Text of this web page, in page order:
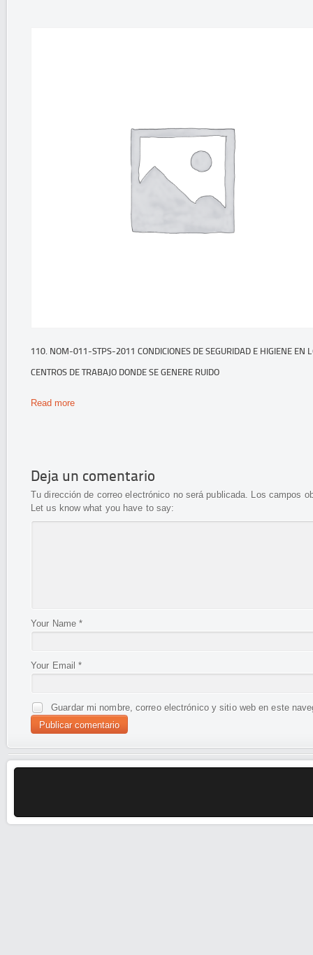
110. NOM-011-STPS-2011 CONDICIONES DE SEGURIDAD E HIGIENE EN
CENTROS DE TRABAJO DONDE SE GENERE RUIDO
Read more
Deja un comentario
Tu dirección de correo electrónico no será publicada. Los campos
Let us know what you have to say:
Your Name *
Your Email *
Guardar mi nombre, correo electrónico y sitio web en este